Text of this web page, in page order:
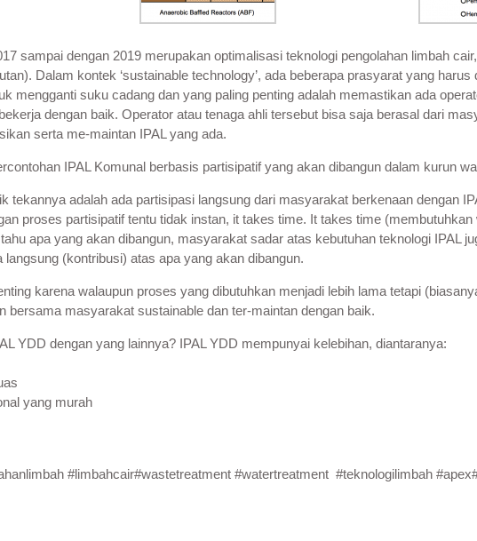
sampai dengan 2019 merupakan optimalisasi teknologi pengolahan limbah
Dalam kontek ‘sustainable technology’, ada beberapa prasyarat yang
mengganti suku cadang dan yang paling penting adalah memastikan ada
dengan baik. Operator atau tenaga ahli tersebut bisa saja berasal dari
serta me-maintan IPAL yang ada.
IPAL Komunal berbasis partisipatif yang akan dibangun dalam kurun
tekannya adalah ada partisipasi langsung dari masyarakat berkenaan dengan
proses partisipatif tentu tidak instan, it takes time. It takes time
apa yang akan dibangun, masyarakat sadar atas kebutuhan teknologi IPAL
(kontribusi) atas apa yang akan dibangun.
karena walaupun proses yang dibutuhkan menjadi lebih lama tetapi
bersama masyarakat sustainable dan ter-maintan dengan baik.
YDD dengan yang lainnya? IPAL YDD mempunyai kelebihan, diantaranya:
yang murah
#limbahcair#wastetreatment #watertreatment #teknologilimbah #apex